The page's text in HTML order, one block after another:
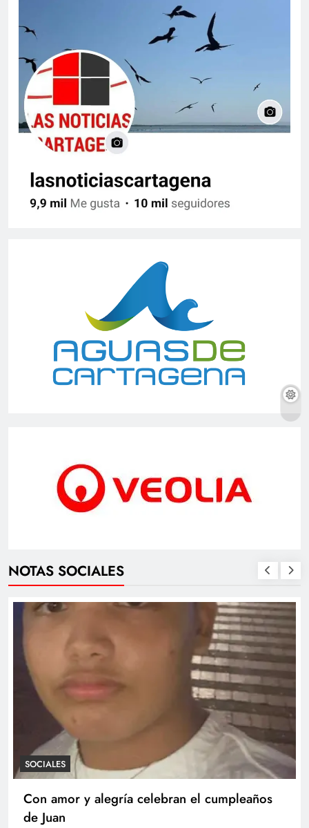
NOTAS SOCIALES
SOCIALES
Con amor y alegría celebran el cumpleaños
de Juan